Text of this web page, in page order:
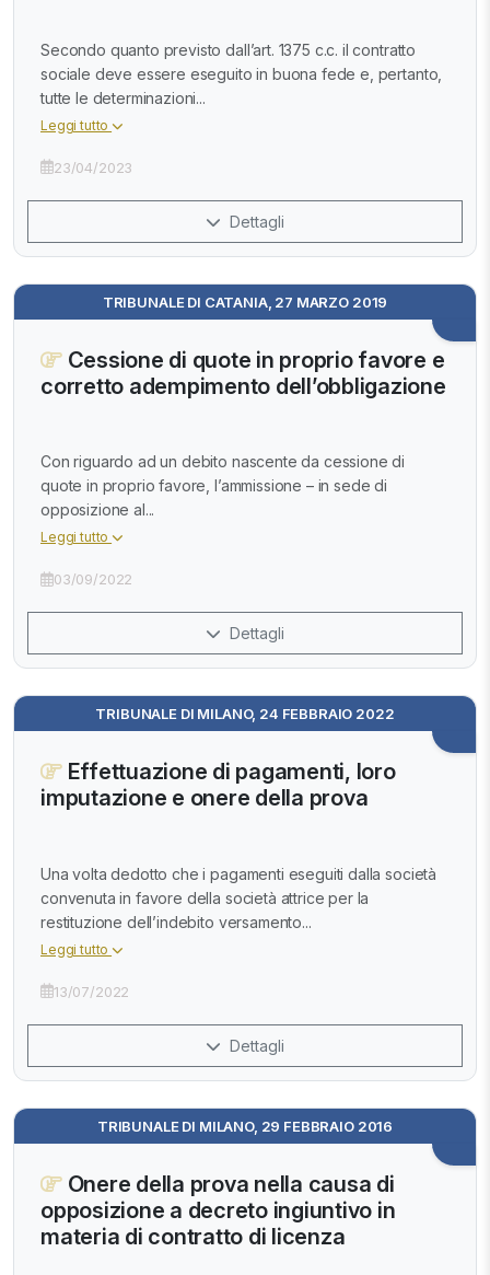
Secondo quanto previsto dall’art. 1375 c.c. il contratto
sociale deve essere eseguito in buona fede e, pertanto,
tutte le determinazioni...
Leggi tutto
23/04/2023
Dettagli
TRIBUNALE DI CATANIA, 27 MARZO 2019
Cessione di quote in proprio favore e
corretto adempimento dell’obbligazione
Con riguardo ad un debito nascente da cessione di
quote in proprio favore, l’ammissione – in sede di
opposizione al...
Leggi tutto
03/09/2022
Dettagli
TRIBUNALE DI MILANO, 24 FEBBRAIO 2022
Effettuazione di pagamenti, loro
imputazione e onere della prova
Una volta dedotto che i pagamenti eseguiti dalla società
convenuta in favore della società attrice per la
restituzione dell’indebito versamento...
Leggi tutto
13/07/2022
Dettagli
TRIBUNALE DI MILANO, 29 FEBBRAIO 2016
Onere della prova nella causa di
opposizione a decreto ingiuntivo in
materia di contratto di licenza